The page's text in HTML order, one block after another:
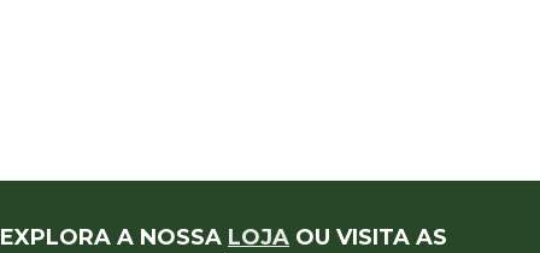
EXPLORA A NOSSA LOJA OU VISITA AS